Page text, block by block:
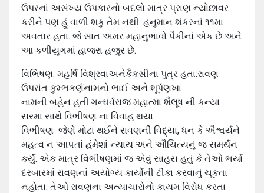
ઉપરનાં અસંખ્‍ય ઉપકારનો બદલો માત્ર પ્રાણ ન્‍યોછાવર
કરીને પણ હું વાળી શકુ તેમ નથી. હનુમાન શંકરનાં ૧૧મા
અવતાર હતા. જે સાત અમર મહાનુભાવો પૈકીનાં એક છે અને
આ કળીયુગમાં હાજરા હજુર છે.
વિભિષણ: મહર્ષિ વિશ્રવાઅનેકૈકસીના પુત્ર હતા.રાવણ
ઉપરાંત કુમ્ભકર્ણનામનો ભાઈ અને શૂર્પણખા
નામની બહેન હતી.ગન્ધર્વરાજ મહાત્મા શૈલૂષ ની કન્યા
સરમા સાથે વિભીષણ ના વિવાહ થયા
વિભીષણ જેણે મોટા થઈને રાવણની વિદ્યા, ધન કે ઐશ્વર્યને
મહત્વ ન આ૫તાં હંમેશાં ન્યાય અને ઔચિત્યનું જ સમર્થન
કર્યું. એક માત્ર વિભીષણમાં જ એવું સાહસ હતું કે તેઓ ભર્યા
દરબારમાં રાવણનાં અયોગ્ય કાર્યોની ટીકા કરવાનું ચૂકતા
નહોતા. તેઓ રાવણના અત્યાચારોનો કાયમ વિરોધ કરતા